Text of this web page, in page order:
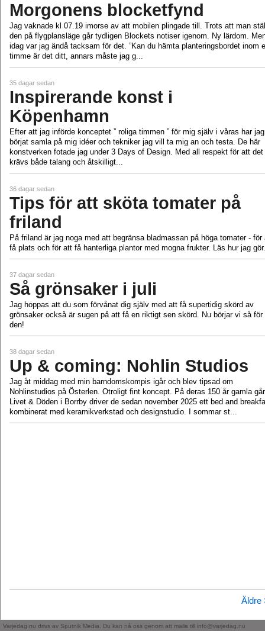
Morgonens blocketfynd
Jag vaknade kl 07.19 imorse av att mobilen plingade till. Trots att man
den på flygplansläge går tydligen Blockets notiser igenom. Ny lärdom.
idag var jag ändå tacksam för det. ”Kan du hämta planteringsbordet inom
timme är det ditt, annars måste jag g...
35 dagar sedan
Inspirerande konst i
Köpenhamn
Efter att jag införde konceptet ” roliga timmen ” för mig själv i våras har jag
börjat samla på mig idéer och tekniker jag vill ta mig an och testa. De här
konstverken fotade jag under 3 Days of Design. Med all respekt för att det
krävs både talang och åtskilligt...
36 dagar sedan
Tips för att sköta tomater på
friland
På friland är jag noga med att begränsa bladmassan på höga tomater - för
få plats och för att få hanterliga plantor med mogna frukter. Läs hur jag gör.
37 dagar sedan
Så grönsaker i juli
Jag hoppas att du som förvånat dig själv med att få supertidig skörd av
grönsaker också är sugen på att få en riktigt sen skörd. Nu börjar vi så för
den!
38 dagar sedan
Up & coming: Nohlin Studios
Jag åt middag med min barndomskompis igår och blev tipsad om
Nohlinstudios på Österlen. Otroligt fint koncept. På deras 150 år gamla
Livet & Döden i Borrby driver de sedan november 2025 ett bed and
kombinerat med keramikverkstad och designstudio. I sommar st...
Äldre
Varjedag.nu drivs av Sputnik Media. Du kan nå oss genom att maila till info@varjedag.nu